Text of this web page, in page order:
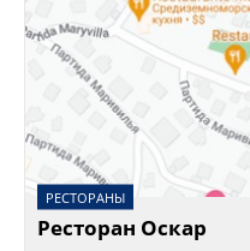
РЕСТОРАНЫ
Ресторан Оскар